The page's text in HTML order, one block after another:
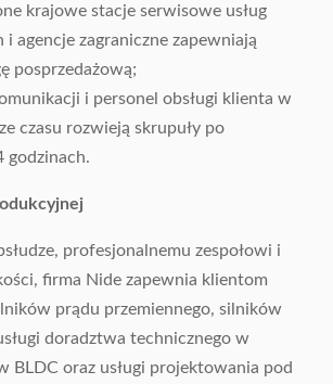
krajowe stacje serwisowe usług
i agencje zagraniczne zapewniają
posprzedażową;
i personel obsługi klienta w
czasu rozwieją skrupuły po
godzinach.
profesjonalnemu zespołowi i
firma Nide zapewnia klientom
prądu przemiennego, silników
doradztwa technicznego w
BLDC oraz usługi projektowania pod